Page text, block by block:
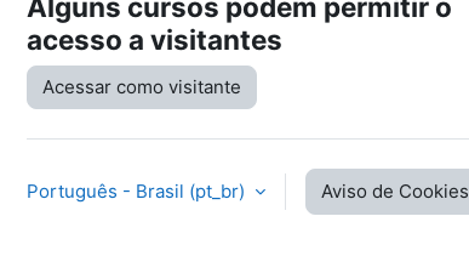
Alguns cursos podem permitir o
acesso a visitantes
Acessar como visitante
Português - Brasil ‎(pt_br)‎ Aviso de Cookies